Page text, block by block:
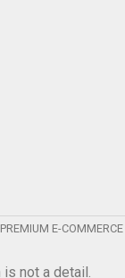
E-COMMERCE
not a detail.